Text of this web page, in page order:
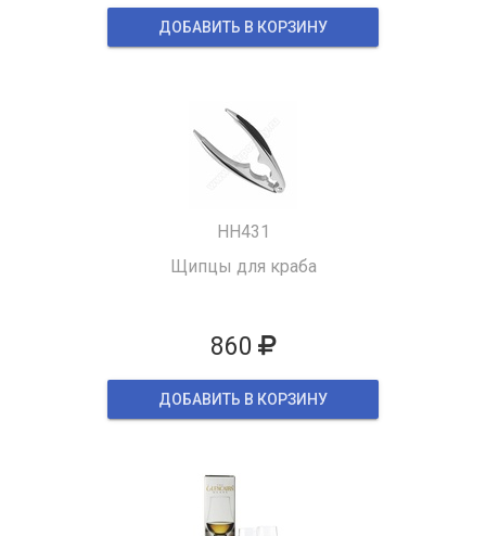
ДОБАВИТЬ В КОРЗИНУ
HH431
Щипцы для краба
860
ДОБАВИТЬ В КОРЗИНУ